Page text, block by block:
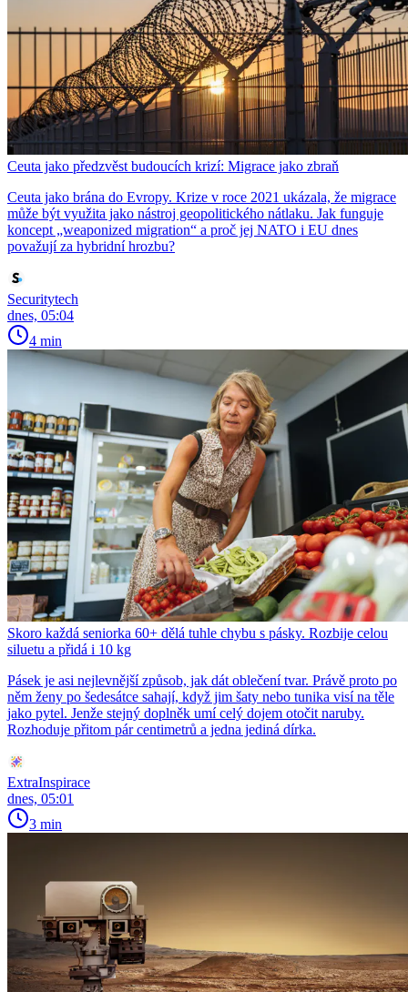
Ceuta jako předzvěst budoucích krizí: Migrace jako zbraň
Ceuta jako brána do Evropy. Krize v roce 2021 ukázala, že migrace
může být využita jako nástroj geopolitického nátlaku. Jak funguje
koncept „weaponized migration“ a proč jej NATO i EU dnes
považují za hybridní hrozbu?
Securitytech
dnes, 05:04
4 min
Skoro každá seniorka 60+ dělá tuhle chybu s pásky. Rozbije celou
siluetu a přidá i 10 kg
Pásek je asi nejlevnější způsob, jak dát oblečení tvar. Právě proto po
něm ženy po šedesátce sahají, když jim šaty nebo tunika visí na těle
jako pytel. Jenže stejný doplněk umí celý dojem otočit naruby.
Rozhoduje přitom pár centimetrů a jedna jediná dírka.
ExtraInspirace
dnes, 05:01
3 min